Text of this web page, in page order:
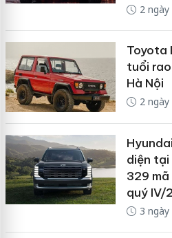
2
Toyota
tuổi
Hà Nội
2
diện tại
329
quý IV/
3